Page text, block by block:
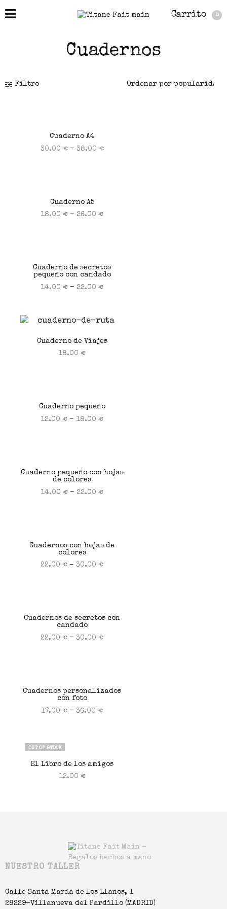
Carrito 0
Cuadernos
Filtro
Cuaderno A4
30.00 €– 38.00 €
Cuaderno A5
18.00 € – 26.00 €
Cuaderno de secretos
pequeño con candado
14.00 € – 22.00 €
Cuaderno de Viajes
18.00 €
Cuaderno pequeño
12.00 € – 18.00 €
Cuaderno pequeño con hojas
de colores
14.00 € – 22.00 €
Cuadernos con hojas de
colores
22.00 € – 30.00 €
Cuadernos de secretos con
candado
22.00 € – 30.00 €
Cuadernos personalizados
con foto
17.00 € – 36.00 €
OUT OF STOCK
El Libro de los amigos
12.00 €
NUESTRO TALLER
Calle Santa María de los Llanos, 1
28229-Villanueva del Pardillo (MADRID)